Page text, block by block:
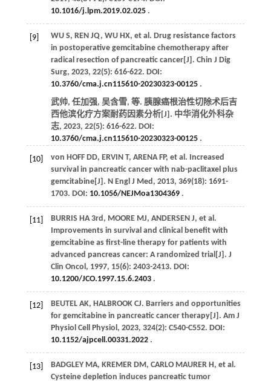
10.1016/j.lpm.2019.02.025.
[9] WU S, REN JQ, WU HX, et al . Drug resistance factors
in postoperative gemcitabine chemotherapy after
radical resection of pancreatic cancer[J]. Chin J Dig
Surg, 2023, 22(5): 616-622. DOI:
10.3760/cma.j.cn115610-20230323-00125.
武帅, 任加强, 吴含雪, 等. 胰腺癌根治性切除术后吉
西他滨化疗方案耐药因素分析[J]. 中华消化外科杂
志, 2023, 22(5): 616-622. DOI:
10.3760/cma.j.cn115610-20230323-00125.
[10] von HOFF DD, ERVIN T, ARENA FP, et al . Increased
survival in pancreatic cancer with nab-paclitaxel plus
gemcitabine[J]. N Engl J Med , 2013, 369(18): 1691-
1703. DOI: 10.1056/NEJMoa1304369.
[11] BURRIS HA3rd , MOORE MJ, ANDERSEN J, et al .
Improvements in survival and clinical benefit with
gemcitabine as first-line therapy for patients with
advanced pancreas cancer: A randomized trial[J]. J
Clin Oncol , 1997, 15(6): 2403-2413. DOI:
10.1200/JCO.1997.15.6.2403.
[12] BEUTEL AK, HALBROOK CJ. Barriers and opportunities
for gemcitabine in pancreatic cancer therapy[J]. Am J
Physiol Cell Physiol , 2023, 324(2): C540-C552. DOI:
10.1152/ajpcell.00331.2022.
[13] BADGLEY MA, KREMER DM , CARLO MAURER H , et al .
Cysteine depletion induces pancreatic tumor